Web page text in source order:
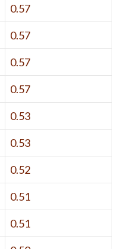
0.57
0.57
0.57
0.57
0.53
0.53
0.52
0.51
0.51